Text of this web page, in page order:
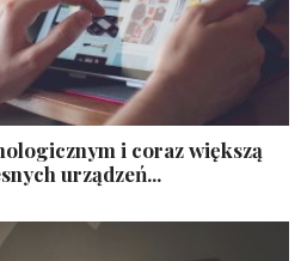
i coraz większą
urządzeń...